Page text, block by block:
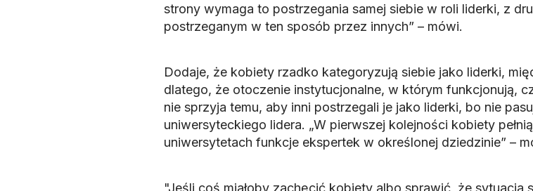
strony wymaga to postrzegania samej siebie w roli liderki, z
postrzeganym w ten sposób przez innych” – mówi.
Dodaje, że kobiety rzadko kategoryzują siebie jako liderki,
dlatego, że otoczenie instytucjonalne, w którym funkcjonują,
nie sprzyja temu, aby inni postrzegali je jako liderki, bo nie
uniwersyteckiego lidera. „W pierwszej kolejności kobiety
uniwersytetach funkcje ekspertek w określonej dziedzinie” –
"Jeśli coś miałoby zachęcić kobiety albo sprawić, że sytuacja